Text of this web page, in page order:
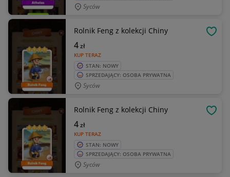
Syców
Rolnik Feng z kolekcji Chiny
KUP TERAZ
4zł
STAN: NOWY
SPRZEDAJĄCY: OSOBA PRYWATNA
Syców
Rolnik Feng z kolekcji Chiny
KUP TERAZ
4zł
STAN: NOWY
SPRZEDAJĄCY: OSOBA PRYWATNA
Syców